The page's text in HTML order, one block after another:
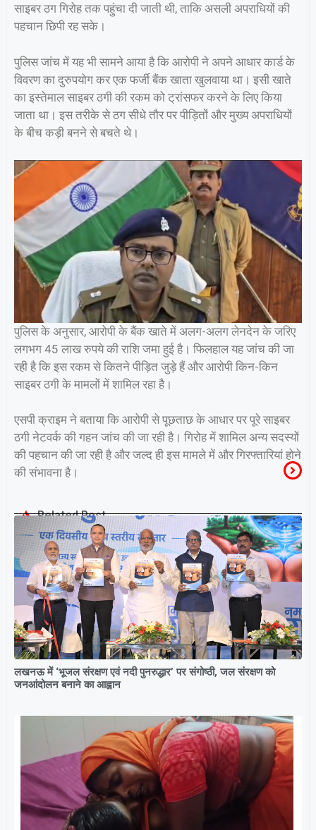
साइबर ठग गिरोह तक पहुंचा दी जाती थी, ताकि असली अपराधियों की
पहचान छिपी रह सके।
पुलिस जांच में यह भी सामने आया है कि आरोपी ने अपने आधार कार्ड के
विवरण का दुरुपयोग कर एक फर्जी बैंक खाता खुलवाया था। इसी खाते
का इस्तेमाल साइबर ठगी की रकम को ट्रांसफर करने के लिए किया
जाता था। इस तरीके से ठग सीधे तौर पर पीड़ितों और मुख्य अपराधियों
के बीच कड़ी बनने से बचते थे।
पुलिस के अनुसार, आरोपी के बैंक खाते में अलग-अलग लेनदेन के जरिए
लगभग 45 लाख रुपये की राशि जमा हुई है। फिलहाल यह जांच की जा
रही है कि इस रकम से कितने पीड़ित जुड़े हैं और आरोपी किन-किन
साइबर ठगी के मामलों में शामिल रहा है।
एसपी क्राइम ने बताया कि आरोपी से पूछताछ के आधार पर पूरे साइबर
ठगी नेटवर्क की गहन जांच की जा रही है। गिरोह में शामिल अन्य सदस्यों
की पहचान की जा रही है और जल्द ही इस मामले में और गिरफ्तारियां होने
की संभावना है।
Related Post
लखनऊ में ‘भूजल संरक्षण एवं नदी पुनरुद्धार’ पर संगोष्ठी, जल संरक्षण को
जनआंदोलन बनाने का आह्वान